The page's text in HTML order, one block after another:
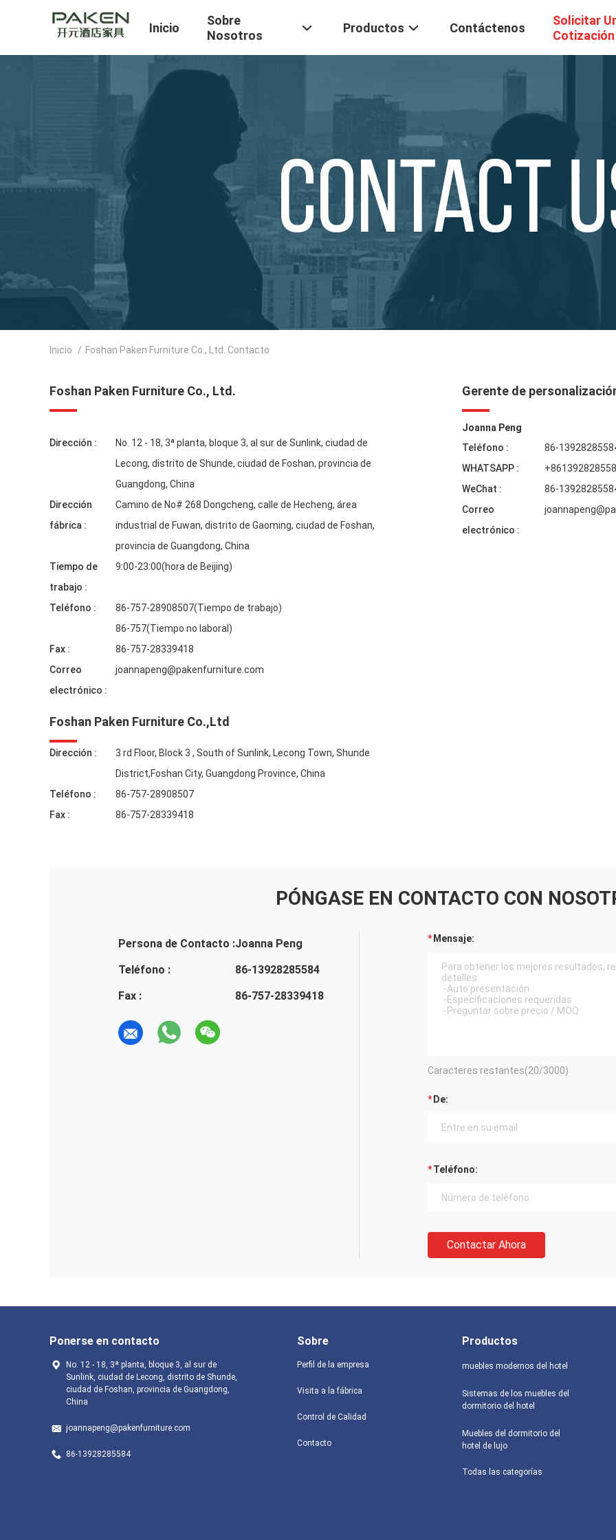
Inicio
Sobre
Nosotros
Productos Contáctenos
Solicitar
Cotización
Inicio / Foshan Paken Furniture Co., Ltd. Contacto
Foshan Paken Furniture Co., Ltd.
Dirección :
No. 12 - 18, 3ª planta, bloque 3, al sur de Sunlink, ciudad de
Lecong, distrito de Shunde, ciudad de Foshan, provincia de
Guangdong, China
Dirección
fábrica :
Camino de No# 268 Dongcheng, calle de Hecheng, área
industrial de Fuwan, distrito de Gaoming, ciudad de Foshan,
provincia de Guangdong, China
Tiempo de
trabajo :
9:00-23:00(hora de Beijing)
Teléfono :
86-757-28908507(Tiempo de trabajo)
86-757(Tiempo no laboral)
Fax :
86-757-28339418
Correo
electrónico :
joannapeng@pakenfurniture.com
Foshan Paken Furniture Co.,Ltd
Dirección :
3 rd Floor, Block 3 , South of Sunlink, Lecong Town, Shunde
District,Foshan City, Guangdong Province, China
Teléfono :
86-757-28908507
Fax :
86-757-28339418
Gerente de
Joanna Peng
Teléfono :
86-
WHATSAPP :
WeChat :
86-
Correo
electrónico :
PÓNGASE EN CONTACTO CON
Persona de Contacto :Joanna Peng
Teléfono :
86-13928285584
Fax :
86-757-28339418
Mensaje:
Caracteres restantes(20/3000)
De:
Teléfono:
Contactar Ahora
Ponerse en contacto
No. 12 - 18, 3ª planta, bloque 3, al sur de
Sunlink, ciudad de Lecong, distrito de Shunde,
ciudad de Foshan, provincia de Guangdong,
China
joannapeng@pakenfurniture.com
86-13928285584
Sobre
Perfil de la empresa
Visita a la fábrica
Control de Calidad
Contacto
Productos
muebles modernos del hotel
Sistemas de los muebles del
dormitorio del hotel
Muebles del dormitorio del
hotel de lujo
Todas las categorías